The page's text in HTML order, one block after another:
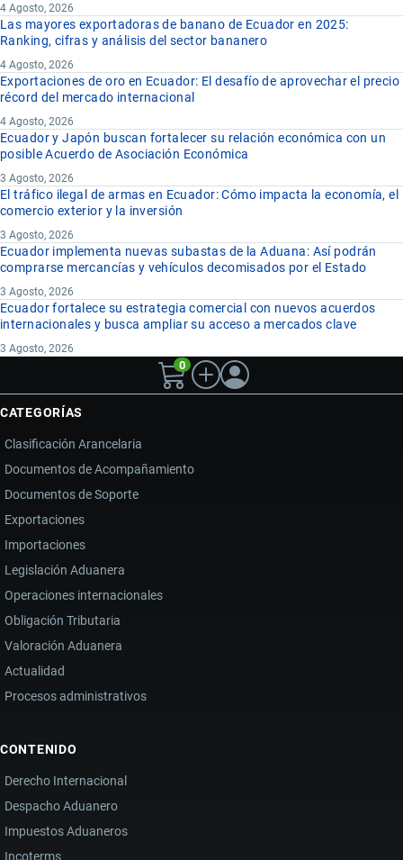
4 Agosto, 2026
Las mayores exportadoras de banano de Ecuador en 2025:
Ranking, cifras y análisis del sector bananero
4 Agosto, 2026
Exportaciones de oro en Ecuador: El desafío de aprovechar el precio
récord del mercado internacional
4 Agosto, 2026
Ecuador y Japón buscan fortalecer su relación económica con un
posible Acuerdo de Asociación Económica
3 Agosto, 2026
El tráfico ilegal de armas en Ecuador: Cómo impacta la economía, el
comercio exterior y la inversión
3 Agosto, 2026
Ecuador implementa nuevas subastas de la Aduana: Así podrán
comprarse mercancías y vehículos decomisados por el Estado
3 Agosto, 2026
Ecuador fortalece su estrategia comercial con nuevos acuerdos
internacionales y busca ampliar su acceso a mercados clave
3 Agosto, 2026
0
CATEGORÍAS
Clasificación Arancelaria
Documentos de Acompañamiento
Documentos de Soporte
Exportaciones
Importaciones
Legislación Aduanera
Operaciones internacionales
Obligación Tributaria
Valoración Aduanera
Actualidad
Procesos administrativos
CONTENIDO
Derecho Internacional
Despacho Aduanero
Impuestos Aduaneros
Incoterms